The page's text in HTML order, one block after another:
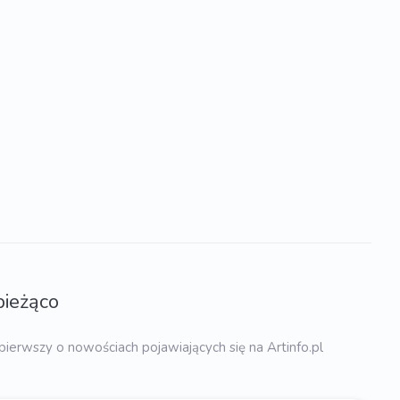
o nowościach pojawiających się na Artinfo.pl